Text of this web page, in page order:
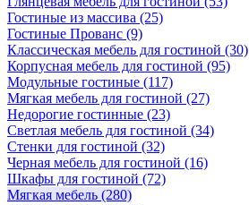
Гостиные из массива (25)
Гостиные Прованс (9)
Классическая мебель для гостиной (30)
Корпусная мебель для гостиной (95)
Модульные гостиные (117)
Мягкая мебель для гостиной (27)
Недорогие гостинные (23)
Светлая мебель для гостиной (34)
Стенки для гостиной (32)
Черная мебель для гостиной (16)
Шкафы для гостиной (72)
Мягкая мебель (280)